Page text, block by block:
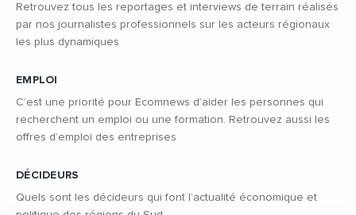
Retrouvez tous les reportages et interviews de terrain réalisés
par nos journalistes professionnels sur les acteurs régionaux
les plus dynamiques
EMPLOI
C’est une priorité pour Ecomnews d’aider les personnes qui
recherchent un emploi ou une formation. Retrouvez aussi les
offres d’emploi des entreprises
DÉCIDEURS
Quels sont les décideurs qui font l’actualité économique et